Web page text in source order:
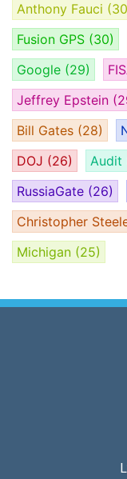
Anthony Fauci
Fusion GPS (30)
Google (29)
Jeffrey Epstein
Bill Gates (28)
DOJ (26) Audit
RussiaGate (26)
Christopher
Michigan (25)